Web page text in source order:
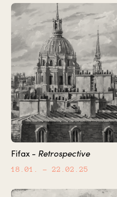
Fifax - Retrospective
18.01. – 22.02.25